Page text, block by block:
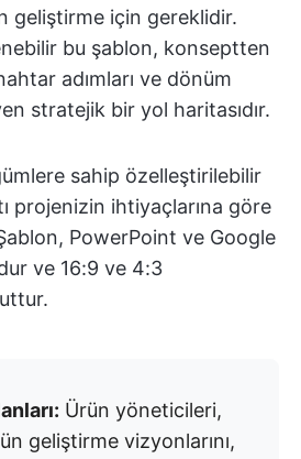
geliştirme için gereklidir.
bu şablon, konseptten
adımları ve dönüm
stratejik bir yol haritasıdır.
sahip özelleştirilebilir
projenizin ihtiyaçlarına göre
PowerPoint ve Google
ve 16:9 ve 4:3
Ürün yöneticileri,
geliştirme vizyonlarını,